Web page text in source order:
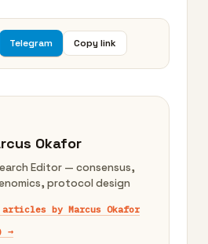
Telegram Copy link
Okafor
Editor — consensus,
protocol design
by Marcus Okafor
→